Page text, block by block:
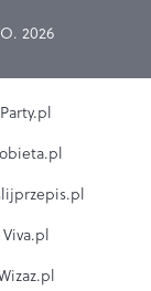
2026
Party.pl
Viva.pl